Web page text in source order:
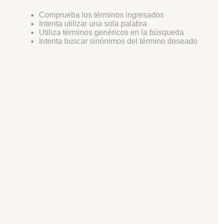
Comprueba los términos ingresados
Intenta utilizar una sola palabra
Utiliza términos genéricos en la búsqueda
Intenta buscar sinónimos del término deseado